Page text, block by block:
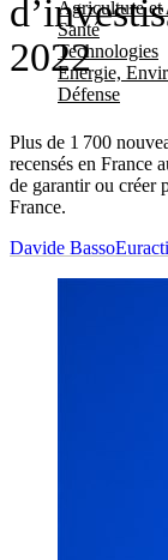
Agriculture et
Santé
Technologies
Energie,
Défense
2022
Plus de 1 700
recensés en France
de garantir ou créer
France.
Davide Basso